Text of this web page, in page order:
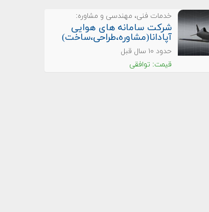
خدمات فنی، مهندسی و مشاوره:
شرکت سامانه های هوایی
آپادانا(مشاوره،طراحی،ساخت)
حدود ۱۰ سال قبل
قیمت: توافقی